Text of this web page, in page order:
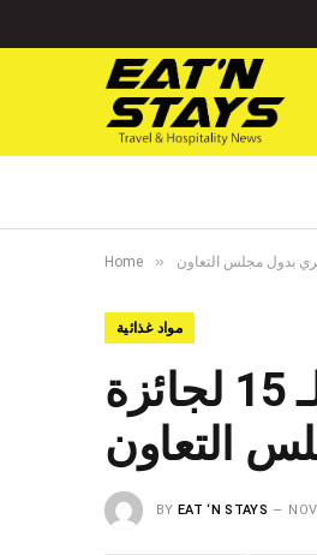
Home »
مواد غذائية
برعاية محافظ الأحساء ..تكريم الفائزين بالدورة الـ 15 لجائزة
التعاون
BY EAT ‘N STAYS